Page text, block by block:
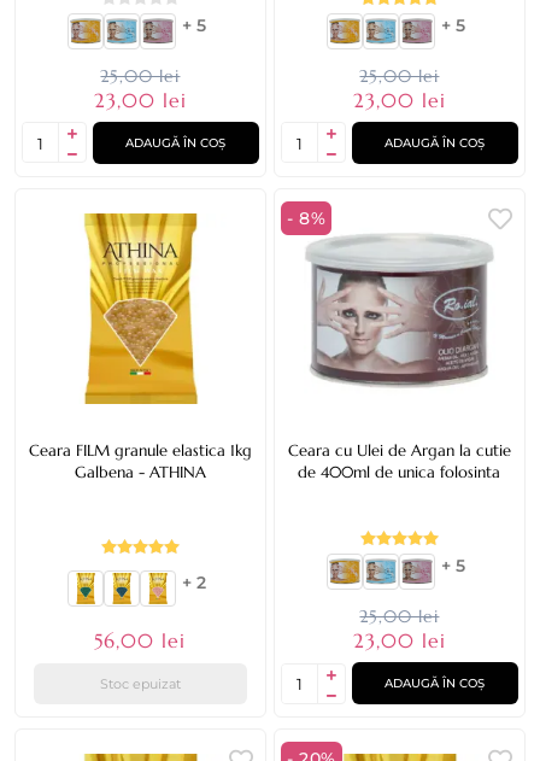
+ 5
25,00 lei
23,00 lei
ADAUGĂ ÎN COȘ
+ 5
25,00 lei
23,00 lei
ADAUGĂ ÎN COȘ
Ceara FILM granule elastica 1kg
Galbena - ATHINA
+ 2
56,00 lei
Stoc epuizat
- 8%
Ceara cu Ulei de Argan la cutie
de 400ml de unica folosinta
+ 5
25,00 lei
23,00 lei
ADAUGĂ ÎN COȘ